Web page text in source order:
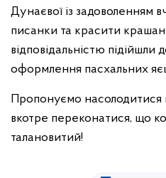
Дунаєвої із задоволенням
писанки та красити
відповідальністю підійшли
оформлення пасхальних
Пропонуємо насолодитися
вкотре переконатися, що
талановитий!